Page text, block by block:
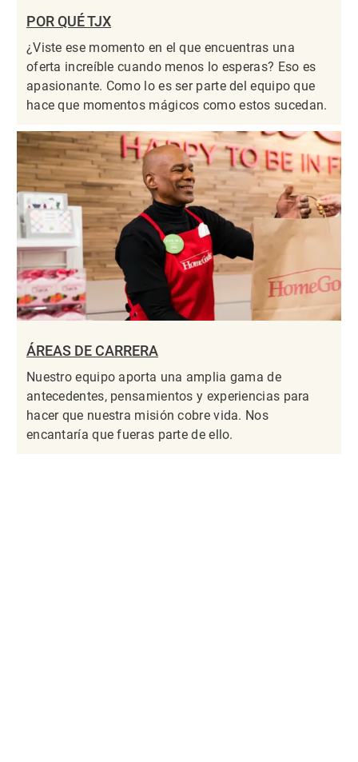
POR QUÉ TJX
¿Viste ese momento en el que encuentras una
oferta increíble cuando menos lo esperas? Eso es
apasionante. Como lo es ser parte del equipo que
hace que momentos mágicos como estos sucedan.
ÁREAS DE CARRERA
Nuestro equipo aporta una amplia gama de
antecedentes, pensamientos y experiencias para
hacer que nuestra misión cobre vida. Nos
encantaría que fueras parte de ello.